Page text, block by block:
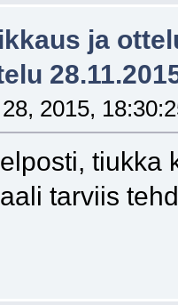
ja
2015,
tiukka
tarviis